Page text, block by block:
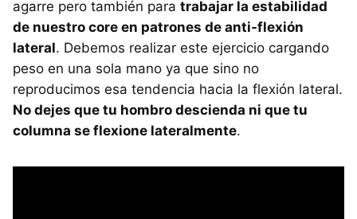
agarre pero también para trabajar la estabilidad
de nuestro core en patrones de anti-flexión
lateral. Debemos realizar este ejercicio cargando
peso en una sola mano ya que sino no
reproducimos esa tendencia hacia la flexión lateral.
No dejes que tu hombro descienda ni que tu
columna se flexione lateralmente.